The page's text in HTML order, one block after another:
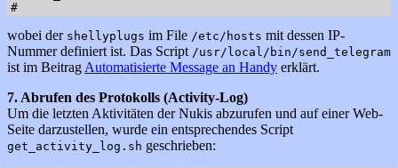
wobei der shellyplugs im File /etc/hosts mit dessen IP-
Nummer definiert ist. Das Script /usr/local/bin/send_telegram
ist im Beitrag Automatisierte Message an Handy erklärt.
7. Abrufen des Protokolls (Activity-Log)
Um die letzten Aktivitäten der Nukis abzurufen und auf einer Web-
Seite darzustellen, wurde ein entsprechendes Script
get_activity_log.sh geschrieben: